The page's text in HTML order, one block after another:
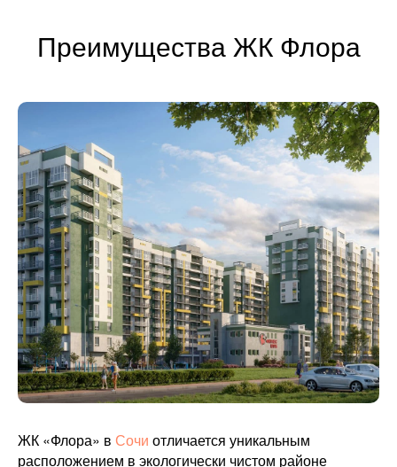
Преимущества ЖК Флора
ЖК «Флора» в Сочи отличается уникальным
расположением в экологически чистом районе